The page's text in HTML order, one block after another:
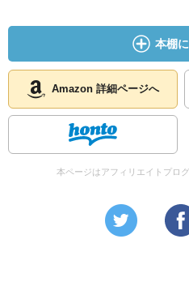
本棚
Amazon 詳細ページへ
本ページはアフィリエイトプロ